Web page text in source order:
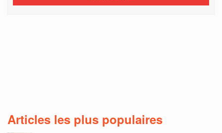
Articles les plus populaires